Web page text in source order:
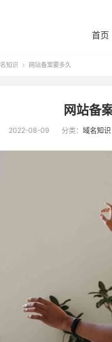
首页
知识  网站备案要多久
网站备
2022-08-09 分类： 域名知识